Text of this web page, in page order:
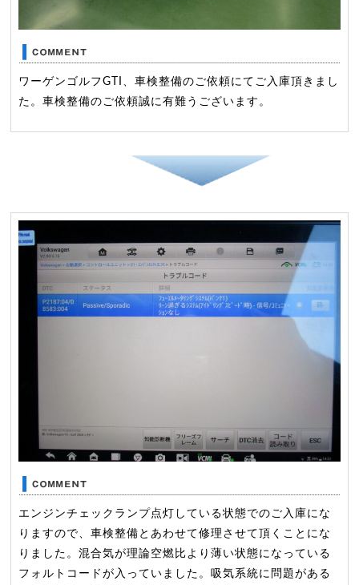
ワーゲンゴルフGTI、車検整備のご依頼にてご入庫頂きまし
た。車検整備のご依頼誠に有難うございます。
エンジンチェックランプ点灯している状態でのご入庫にな
りますので、車検整備とあわせて修理させて頂くことにな
りました。混合気が理論空燃比より薄い状態になっている
フォルトコードが入っていました。吸気系統に問題がある